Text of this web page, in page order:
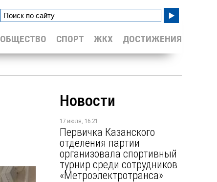
ДОСТИЖЕНИЯ
ЖКХ
СПОРТ
ОБЩЕСТВО
Новости
17 июля, 16:21
Первичка Казанского
отделения партии
организовала спортивный
турнир среди сотрудников
«Метроэлектротранса»